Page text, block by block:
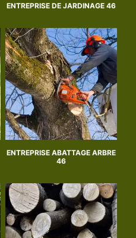
ENTREPRISE DE JARDINAGE 46
ENTREPRISE ABATTAGE ARBRE
46